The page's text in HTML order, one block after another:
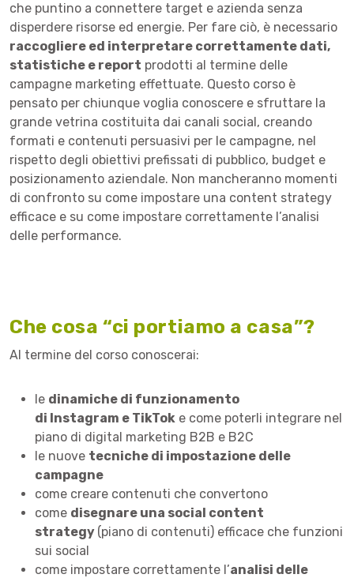
che puntino a connettere target e azienda senza
disperdere risorse ed energie. Per fare ciò, è necessario
raccogliere ed interpretare correttamente dati,
statistiche e report prodotti al termine delle
campagne marketing effettuate. Questo corso è
pensato per chiunque voglia conoscere e sfruttare la
grande vetrina costituita dai canali social, creando
formati e contenuti persuasivi per le campagne, nel
rispetto degli obiettivi prefissati di pubblico, budget e
posizionamento aziendale. Non mancheranno momenti
di confronto su come impostare una content strategy
efficace e su come impostare correttamente l’analisi
delle performance.
Che cosa “ci portiamo a casa”?
Al termine del corso conoscerai:
le dinamiche di funzionamento
di Instagram e TikTok e come poterli integrare nel
piano di digital marketing B2B e B2C
le nuove tecniche di impostazione delle
campagne
come creare contenuti che convertono
come disegnare una social content
strategy (piano di contenuti) efficace che funzioni
sui social
come impostare correttamente l’analisi delle